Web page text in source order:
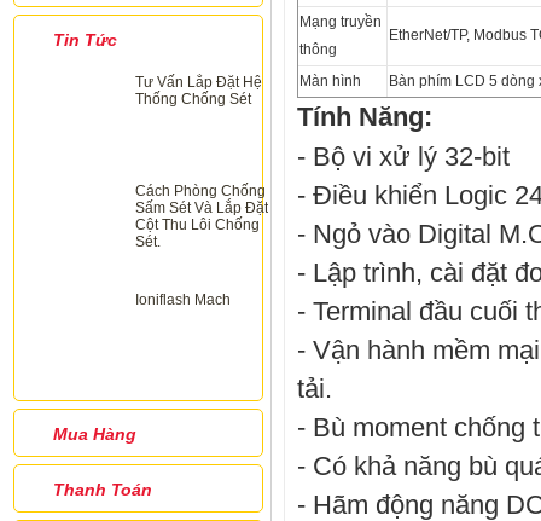
Tin Tức
Tư Vấn Lắp Đặt Hệ
Thống Chống Sét
Cách Phòng Chống
Sấm Sét Và Lắp Đặt
Cột Thu Lôi Chống
Sét.
Ioniflash Mach
Mua Hàng
Thanh Toán
Mạng truyền
thông
EtherNet/TP, Modbus
Màn hình Bàn phím LCD 5
Tính Năng:
- Bộ vi xử lý 32-bit
- Điều khiển Logic
- Ngỏ vào Digital
- Lập trình, cài đặt
- Terminal đầu cuối
- Vận hành mềm
tải.
- Bù moment chống
- Có khả năng bù
- Hãm động năng